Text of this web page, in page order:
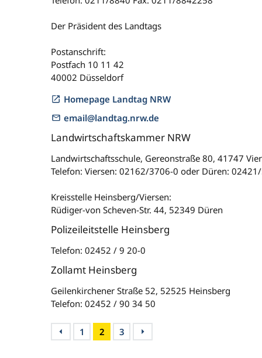
Der Präsident des Landtags
Postanschrift:
Postfach 10 11 42
40002 Düsseldorf
Homepage Landtag NRW
email@landtag.nrw.de
Landwirtschaftskammer NRW
Landwirtschaftsschule, Gereonstraße 80, 41747
Telefon: Viersen: 02162/3706-0 oder Düren:
Kreisstelle Heinsberg/Viersen:
Rüdiger-von Scheven-Str. 44, 52349 Düren
Polizeileitstelle Heinsberg
Telefon: 02452 / 9 20-0
Zollamt Heinsberg
Geilenkirchener Straße 52, 52525 Heinsberg
Telefon: 02452 / 90 34 50
1 2 3